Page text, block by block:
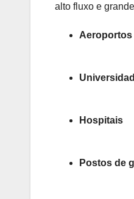
alto fluxo e
Aeroportos
Hospitais
Postos de